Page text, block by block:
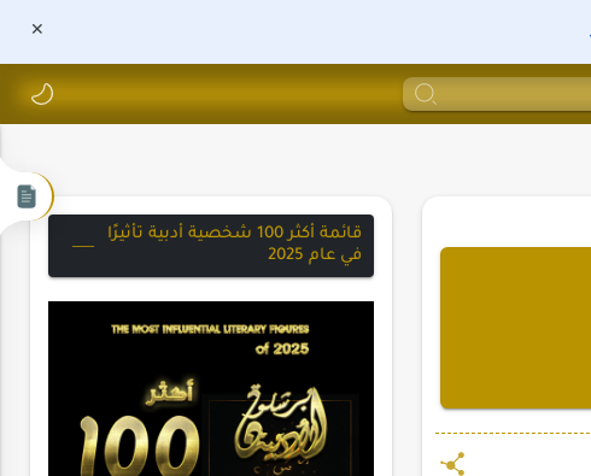
قائمة أكثر 100 شخصية أدبية تأثيرًا
في عام 2025